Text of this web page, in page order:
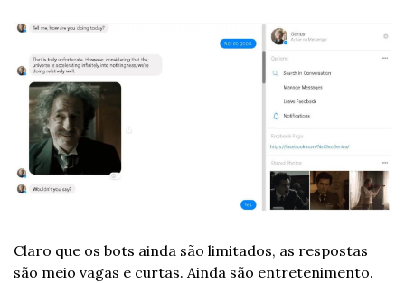
Claro que os bots ainda são limitados, as respostas
são meio vagas e curtas. Ainda são entretenimento.